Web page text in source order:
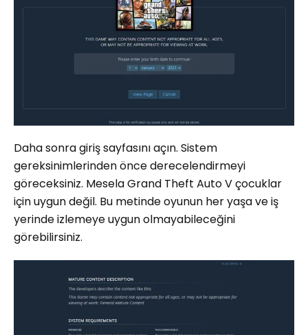
Daha sonra giriş sayfasını açın. Sistem
gereksinimlerinden önce derecelendirmeyi
göreceksiniz. Mesela Grand Theft Auto V çocuklar
için uygun değil. Bu metinde oyunun her yaşa ve iş
yerinde izlemeye uygun olmayabileceğini
görebilirsiniz.